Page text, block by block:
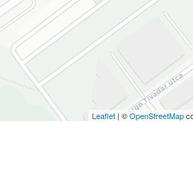
Leaflet | ©OpenStreetMap